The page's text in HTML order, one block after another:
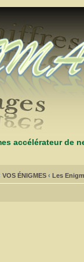
accélérateur de
VOS ÉNIGMES ‹ Les